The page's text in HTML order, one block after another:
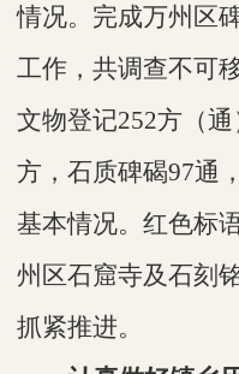
情况。完成万州区
工作，共调查不可
文物登记252方（
方，石质碑碣97通
基本情况。红色标
州区石窟寺及石刻
抓紧推进。